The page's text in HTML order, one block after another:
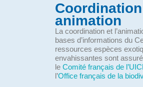
animation
La coordination et
bases d’informations du
ressources espèces
envahissantes sont
le Comité français de
l’Office français de la